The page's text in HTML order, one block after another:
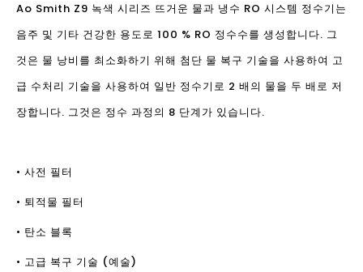
Ao Smith Z9 녹색 시리즈 뜨거운 물과 냉수 RO 시스템 정수기는
음주 및 기타 건강한 용도로 100 % RO 정수수를 생성합니다. 그
것은 물 낭비를 최소화하기 위해 첨단 물 복구 기술을 사용하여 고
급 수처리 기술을 사용하여 일반 정수기로 2 배의 물을 두 배로 저
장합니다. 그것은 정수 과정의 8 단계가 있습니다.
• 사전 필터
• 퇴적물 필터
• 탄소 블록
• 고급 복구 기술 (예술)